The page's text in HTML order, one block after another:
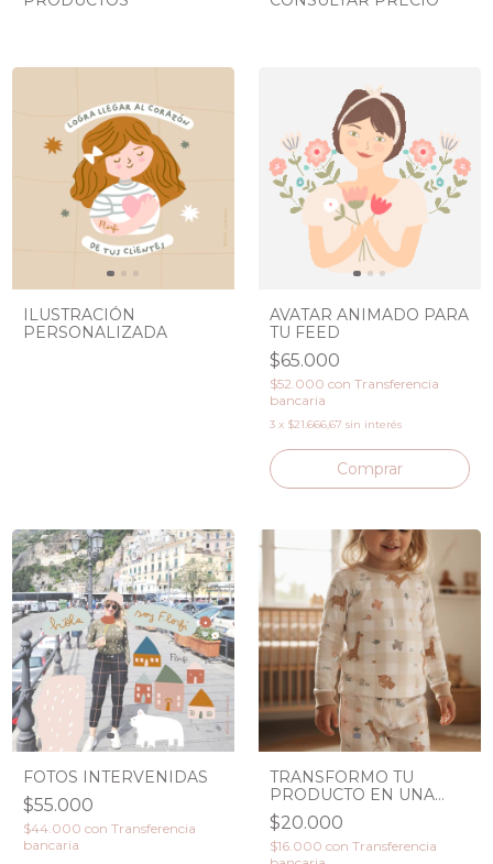
ILUSTRACIÓN
PERSONALIZADA
AVATAR ANIMADO PARA
TU FEED
$65.000
$52.000 con Transferencia
bancaria
3 x $21.666,67 sin interés
Comprar
FOTOS INTERVENIDAS
$55.000
$44.000 con Transferencia
bancaria
TRANSFORMO TU
PRODUCTO EN UNA
FOTO PERFECTA
$20.000
$16.000 con Transferencia